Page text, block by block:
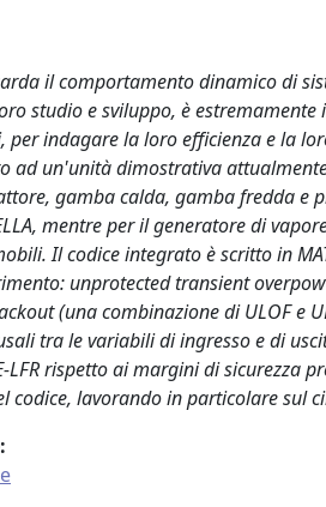
il comportamento dinamico di
studio e sviluppo, è
per indagare la loro efficienza e la
ad un'unità dimostrativa
gamba calda, gamba fredda e
mentre per il generatore di
Il codice integrato è scritto in
unprotected transient
(una combinazione di ULOF
tra le variabili di ingresso e di
LFR rispetto ai margini di sicurezza
lavorando in particolare sul